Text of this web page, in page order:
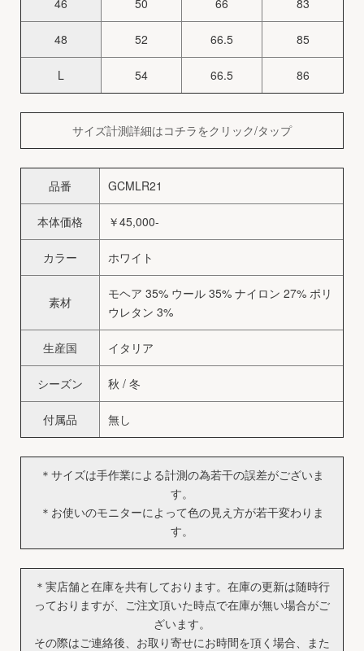
46 50 66 83
48 52 66.5 85
L 54 66.5 86
サイズ計測詳細はコチラをクリック/タップ
品番 GCMLR21
本体価格 ￥45,000-
カラー ホワイト
素材
モヘア 35% ウール 35% ナイロン 27% ポリ
ウレタン 3%
生産国 イタリア
シーズン 秋 / 冬
付属品 無し
＊サイズは手作業による計測の為若干の誤差がございま
す。
＊お使いのモニターによって色の見え方が若干変わりま
す。
＊実店舗と在庫を共有しております。在庫の更新は随時行
っておりますが、ご注文頂いた時点で在庫が無い場合がご
ざいます。
その際はご連絡後、お取り寄せにお時間を頂く場合、また